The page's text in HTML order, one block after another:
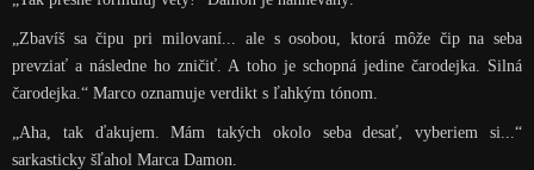
„Zbavíš sa čipu pri milovaní... ale s osobou, ktorá môže čip na seba
prevziať a následne ho zničiť. A toho je schopná jedine čarodejka. Silná
čarodejka.“ Marco oznamuje verdikt s ľahkým tónom.
„Aha, tak ďakujem. Mám takých okolo seba desať, vyberiem si...“
sarkasticky šľahol Marca Damon.